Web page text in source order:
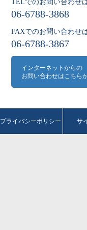
06-6788-3868
FAXでのお問い合わせ
06-6788-3867
インターネットからの
お問い合わせはこちら
プライバシーポリシー サ